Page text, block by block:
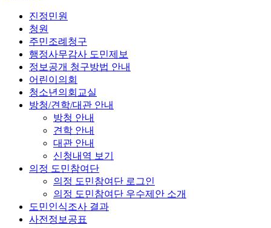
진정민원
청원
주민조례청구
행정사무감사 도민제보
정보공개 청구방법 안내
어린이의회
청소년의회교실
방청/견학/대관 안내
방청 안내
견학 안내
대관 안내
신청내역 보기
의정 도민참여단
의정 도민참여단 로그인
의정 도민참여단 우수제안 소개
도민인식조사 결과
사전정보공표